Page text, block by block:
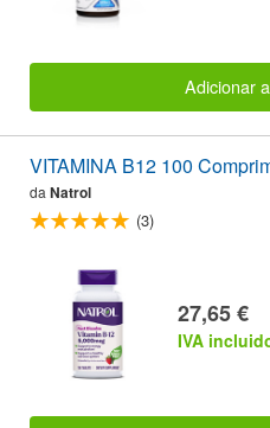
Adicionar
VITAMINA B12 100
da Natrol
(3)
27,65 €
IVA